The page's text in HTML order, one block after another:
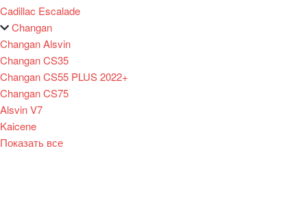
Cadillac Escalade
Changan
Changan Alsvin
Changan CS35
Changan CS55 PLUS 2022+
Changan CS75
Alsvin V7
Kaicene
Показать все